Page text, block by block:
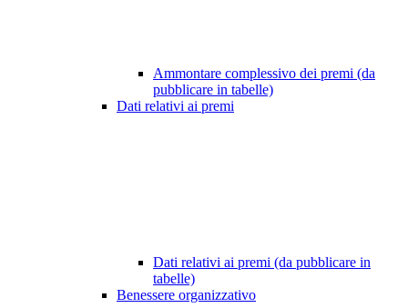
Ammontare complessivo dei premi (da
pubblicare in tabelle)
Dati relativi ai premi
Dati relativi ai premi (da pubblicare in
tabelle)
Benessere organizzativo